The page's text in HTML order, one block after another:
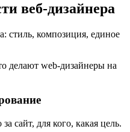
веб-дизайнера
делают web-дизайнеры на
сайт, для кого, какая цель.